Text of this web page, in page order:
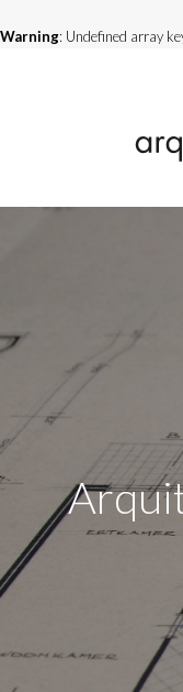
Warning: Undefined array